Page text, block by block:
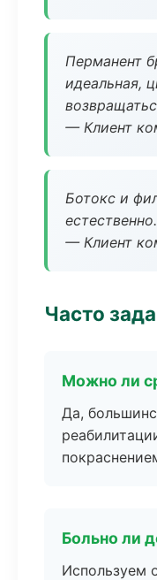
Перманент
идеальная,
— Клиент
Ботокс и
— Клиент
Часто
Можно ли
Да,
Больно ли
Используем